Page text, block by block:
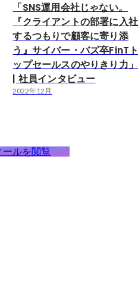
「SNS運用会社じゃない。
『クライアントの部署に入社
するつもりで顧客に寄り添
う』サイバー・バズ卒FinT
ップセールスのやりきり力」
| 社員インタビュー
2022年12月
ールを閲覧